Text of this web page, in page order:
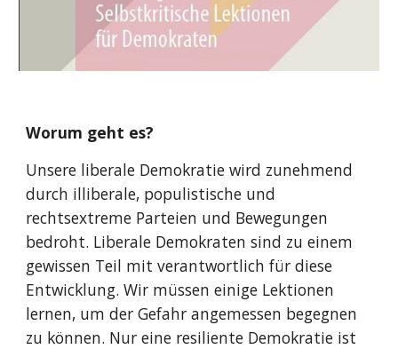
Worum geht es?
Unsere liberale Demokratie wird zunehmend
durch illiberale, populistische und
rechtsextreme Parteien und Bewegungen
bedroht. Liberale Demokraten sind zu einem
gewissen Teil mit verantwortlich für diese
Entwicklung. Wir müssen einige Lektionen
lernen, um der Gefahr angemessen begegnen
zu können. Nur eine resiliente Demokratie ist